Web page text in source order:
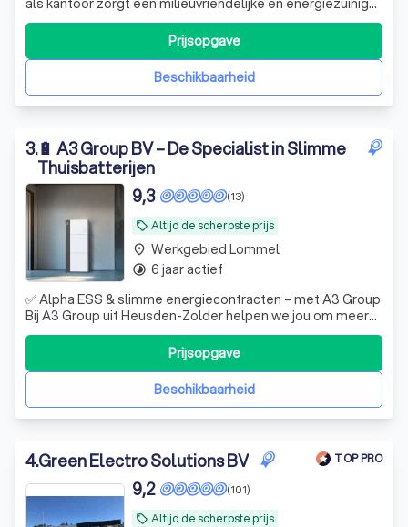
als kantoor zorgt een milieuvriendelijke en energiezuinige
airconditioning/warmtepomp voor een verregaand
comfort, zowel koeling als verwarming.
Beschikbaarheid
Prijsopgave
3.🔋 A3 Group BV – De Specialist in Slimme
Thuisbatterijen
local_offer Altijd de scherpste prijs
(13)
9,3
✅ Alpha ESS & slimme energiecontracten – met A3 Group
Bij A3 Group uit Heusden-Zolder helpen we jou om meer
uit je energie te halen. Met een Alpha ESS-thuisbatterij en
een slim energiecontract bespaar je elke maand geld – én
heb je meer controle over je verbruik. 🔋 Waarom kiezen
Beschikbaarheid
Prijsopgave
place Werkgebied Lommel
timelapse 6 jaar actief
4.Green Electro Solutions BV TOP PRO
local_offer Altijd de scherpste prijs
(101)
9,2